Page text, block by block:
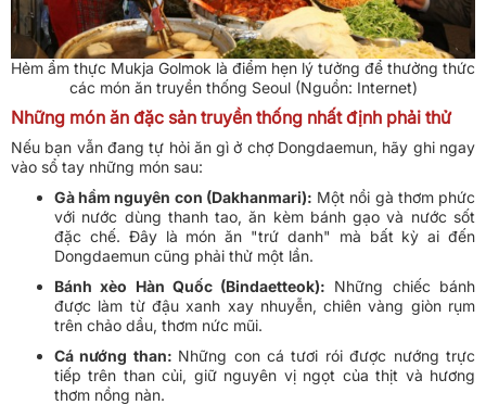
Hẻm ẩm thực Mukja Golmok là điểm hẹn lý tưởng để thưởng thức
các món ăn truyền thống Seoul (Nguồn: Internet)
Những món ăn đặc sản truyền thống nhất định phải thử
Nếu bạn vẫn đang tự hỏi ăn gì ở chợ Dongdaemun, hãy ghi ngay
vào sổ tay những món sau:
Gà hầm nguyên con (Dakhanmari): Một nồi gà thơm phức
với nước dùng thanh tao, ăn kèm bánh gạo và nước sốt
đặc chế. Đây là món ăn "trứ danh" mà bất kỳ ai đến
Dongdaemun cũng phải thử một lần.
Bánh xèo Hàn Quốc (Bindaetteok): Những chiếc bánh
được làm từ đậu xanh xay nhuyễn, chiên vàng giòn rụm
trên chảo dầu, thơm nức mũi.
Cá nướng than: Những con cá tươi rói được nướng trực
tiếp trên than củi, giữ nguyên vị ngọt của thịt và hương
thơm nồng nàn.